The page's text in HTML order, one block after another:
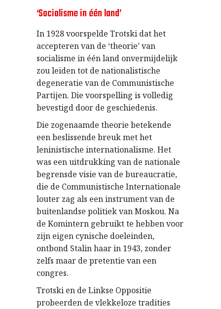
‘Socialisme in één land’
In 1928 voorspelde Trotski dat het
accepteren van de ‘theorie’ van
socialisme in één land onvermijdelijk
zou leiden tot de nationalistische
degeneratie van de Communistische
Partijen. Die voorspelling is volledig
bevestigd door de geschiedenis.
Die zogenaamde theorie betekende
een beslissende breuk met het
leninistische internationalisme. Het
was een uitdrukking van de nationale
begrensde visie van de bureaucratie,
die de Communistische Internationale
louter zag als een instrument van de
buitenlandse politiek van Moskou. Na
de Komintern gebruikt te hebben voor
zijn eigen cynische doeleinden,
ontbond Stalin haar in 1943, zonder
zelfs maar de pretentie van een
congres.
Trotski en de Linkse Oppositie
probeerden de vlekkeloze tradities